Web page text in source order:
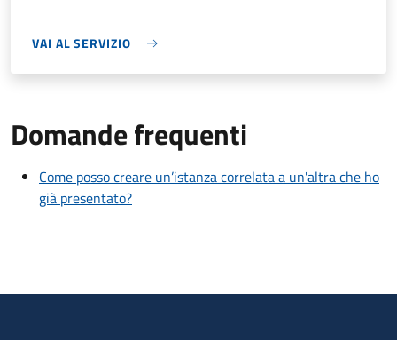
VAI AL SERVIZIO
Domande frequenti
Come posso creare un’istanza correlata a un'altra che ho
già presentato?